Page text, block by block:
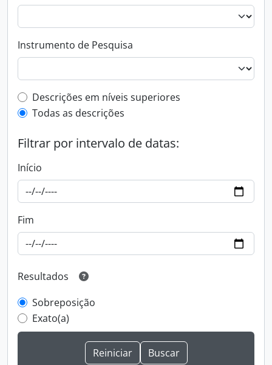
Instrumento de Pesquisa
Filtro de descrição de nível superior
Descrições em níveis superiores
Todas as descrições
Filtrar por intervalo de datas:
Início
Fim
Resultados
Sobreposição
Exato(a)